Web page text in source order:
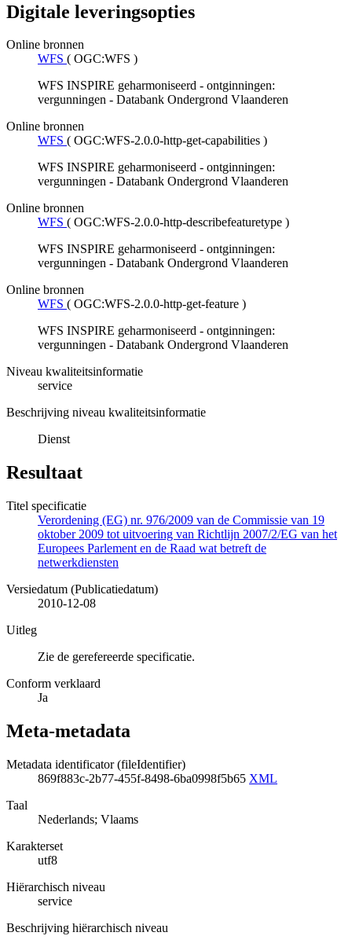
Digitale leveringsopties
Online bronnen
WFS ( OGC:WFS )
WFS INSPIRE geharmoniseerd - ontginningen:
vergunningen - Databank Ondergrond Vlaanderen
Online bronnen
WFS ( OGC:WFS-2.0.0-http-get-capabilities )
WFS INSPIRE geharmoniseerd - ontginningen:
vergunningen - Databank Ondergrond Vlaanderen
Online bronnen
WFS ( OGC:WFS-2.0.0-http-describefeaturetype )
WFS INSPIRE geharmoniseerd - ontginningen:
vergunningen - Databank Ondergrond Vlaanderen
Online bronnen
WFS ( OGC:WFS-2.0.0-http-get-feature )
WFS INSPIRE geharmoniseerd - ontginningen:
vergunningen - Databank Ondergrond Vlaanderen
Niveau kwaliteitsinformatie
service
Beschrijving niveau kwaliteitsinformatie
Dienst
Resultaat
Titel specificatie
Verordening (EG) nr. 976/2009 van de Commissie van 19
oktober 2009 tot uitvoering van Richtlijn 2007/2/EG van het
Europees Parlement en de Raad wat betreft de
netwerkdiensten
Versiedatum (Publicatiedatum)
2010-12-08
Uitleg
Zie de gerefereerde specificatie.
Conform verklaard
Ja
Meta-metadata
Metadata identificator (fileIdentifier)
869f883c-2b77-455f-8498-6ba0998f5b65 XML
Taal
Nederlands; Vlaams
Karakterset
utf8
Hiërarchisch niveau
service
Beschrijving hiërarchisch niveau